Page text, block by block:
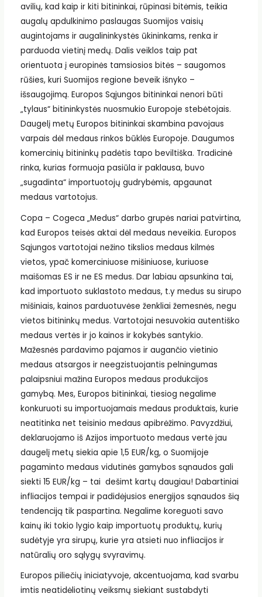
avilių, kad kaip ir kiti bitininkai, rūpinasi bitėmis, teikia
augalų apdulkinimo paslaugas Suomijos vaisių
augintojams ir augalininkystės ūkininkams, renka ir
parduoda vietinį medų. Dalis veiklos taip pat
orientuota į europinės tamsiosios bitės – saugomos
rūšies, kuri Suomijos regione beveik išnyko –
išsaugojimą. Europos Sąjungos bitininkai nenori būti
„tylaus“ bitininkystės nuosmukio Europoje stebėtojais.
Daugelį metų Europos bitininkai skambina pavojaus
varpais dėl medaus rinkos būklės Europoje. Daugumos
komercinių bitininkų padėtis tapo beviltiška. Tradicinė
rinka, kurias formuoja pasiūla ir paklausa, buvo
„sugadinta“ importuotojų gudrybėmis, apgaunat
medaus vartotojus.
Copa – Cogeca „Medus“ darbo grupės nariai patvirtina,
kad Europos teisės aktai dėl medaus neveikia. Europos
Sąjungos vartotojai nežino tikslios medaus kilmės
vietos, ypač komerciniuose mišiniuose, kuriuose
maišomas ES ir ne ES medus. Dar labiau apsunkina tai,
kad importuoto suklastoto medaus, t.y medus su sirupo
mišiniais, kainos parduotuvėse ženkliai žemesnės, negu
vietos bitininkų medus. Vartotojai nesuvokia autentiško
medaus vertės ir jo kainos ir kokybės santykio.
Mažesnės pardavimo pajamos ir augančio vietinio
medaus atsargos ir neegzistuojantis pelningumas
palaipsniui mažina Europos medaus produkcijos
gamybą. Mes, Europos bitininkai, tiesiog negalime
konkuruoti su importuojamais medaus produktais, kurie
neatitinka net teisinio medaus apibrėžimo. Pavyzdžiui,
deklaruojamo iš Azijos importuoto medaus vertė jau
daugelį metų siekia apie 1,5 EUR/kg, o Suomijoje
pagaminto medaus vidutinės gamybos sąnaudos gali
siekti 15 EUR/kg – tai dešimt kartų daugiau! Dabartiniai
infliacijos tempai ir padidėjusios energijos sąnaudos šią
tendenciją tik paspartina. Negalime koreguoti savo
kainų iki tokio lygio kaip importuotų produktų, kurių
sudėtyje yra sirupų, kurie yra atsieti nuo infliacijos ir
natūralių oro sąlygų svyravimų.
Europos piliečių iniciatyvoje, akcentuojama, kad svarbu
imtis neatidėliotinų veiksmų siekiant sustabdyti